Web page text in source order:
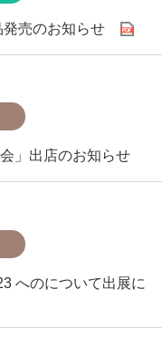
売のお知らせ
」出店のお知らせ
へのについて出展に